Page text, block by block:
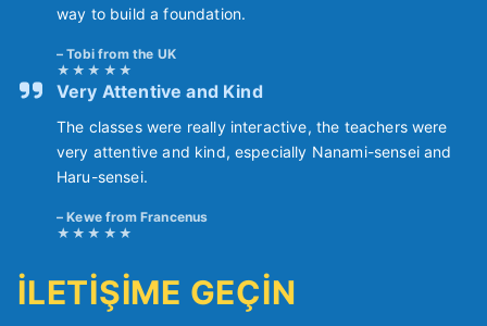
way to build a foundation.
Tobi from the UK
Very Attentive and Kind
The classes were really interactive, the teachers were
very attentive and kind, especially Nanami-sensei and
Haru-sensei.
Kewe from Francenus
İLETİŞİME GEÇİN